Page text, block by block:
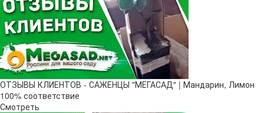
ОТЗЫВЫ КЛИЕНТОВ - САЖЕНЦЫ "МЕГАСАД" | Мандарин, Лимон
100% соответствие
Смотреть